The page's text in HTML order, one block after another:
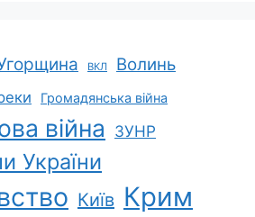
ВКЛ Волинь
Громадянська війна
війна ЗУНР
України
Київ Крим